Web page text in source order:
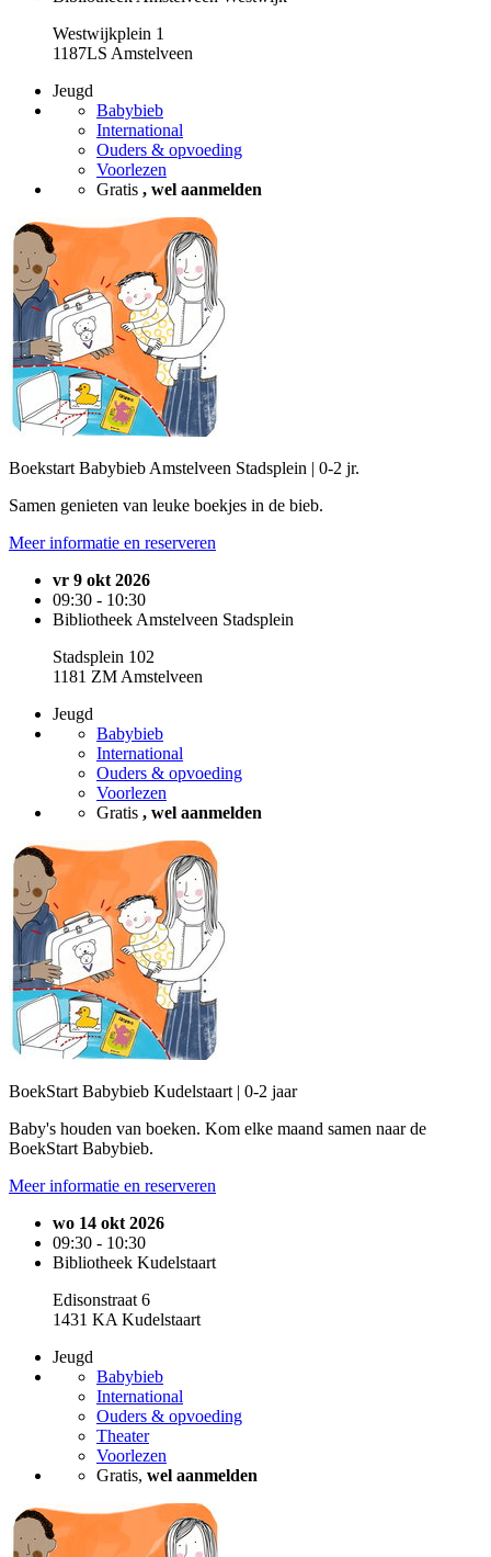
Westwijkplein 1
1187LS Amstelveen
Jeugd
Babybieb
International
Ouders & opvoeding
Voorlezen
Gratis , wel aanmelden
Boekstart Babybieb Amstelveen Stadsplein | 0-2 jr.
Samen genieten van leuke boekjes in de bieb.
Meer informatie en reserveren
vr 9 okt 2026
09:30 - 10:30
Bibliotheek Amstelveen Stadsplein
Stadsplein 102
1181 ZM Amstelveen
Jeugd
Babybieb
International
Ouders & opvoeding
Voorlezen
Gratis , wel aanmelden
BoekStart Babybieb Kudelstaart | 0-2 jaar
Baby's houden van boeken. Kom elke maand samen naar de
BoekStart Babybieb.
Meer informatie en reserveren
wo 14 okt 2026
09:30 - 10:30
Bibliotheek Kudelstaart
Edisonstraat 6
1431 KA Kudelstaart
Jeugd
Babybieb
International
Ouders & opvoeding
Theater
Voorlezen
Gratis, wel aanmelden